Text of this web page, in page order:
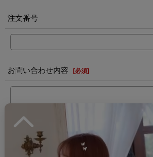
注文番号
お問い合わせ内容 [必須]
カラー